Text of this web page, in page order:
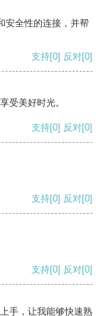
安全性的连接，并帮
支持[0] 反对[0]
受美好时光。
支持[0] 反对[0]
支持[0] 反对[0]
支持[0] 反对[0]
手，让我能够快速熟